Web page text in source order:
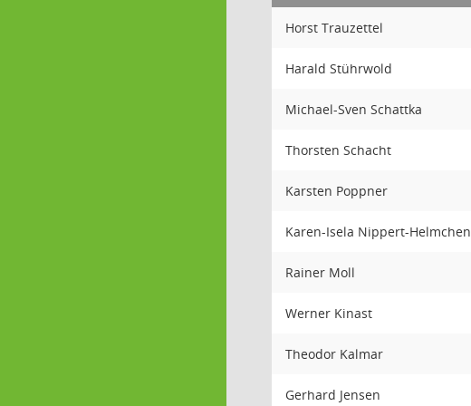
Horst Trauzettel
Harald Stührwold
Michael-Sven Schattka
Thorsten Schacht
Karsten Poppner
Karen-Isela Nippert-Helmchen
Rainer Moll
Werner Kinast
Theodor Kalmar
Gerhard Jensen